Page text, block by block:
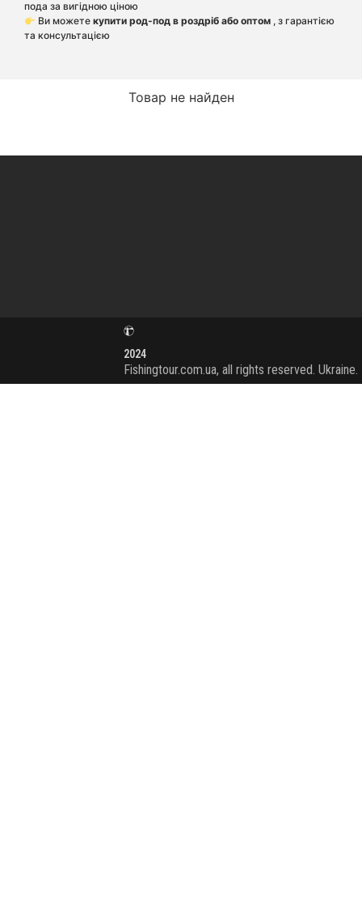
пода за вигідною ціною
Ви можете купити род-под в роздріб або оптом, з гарантією
та консультацією
Товар не найден
2024
Fishingtour.com.ua, all rights reserved. Ukraine.